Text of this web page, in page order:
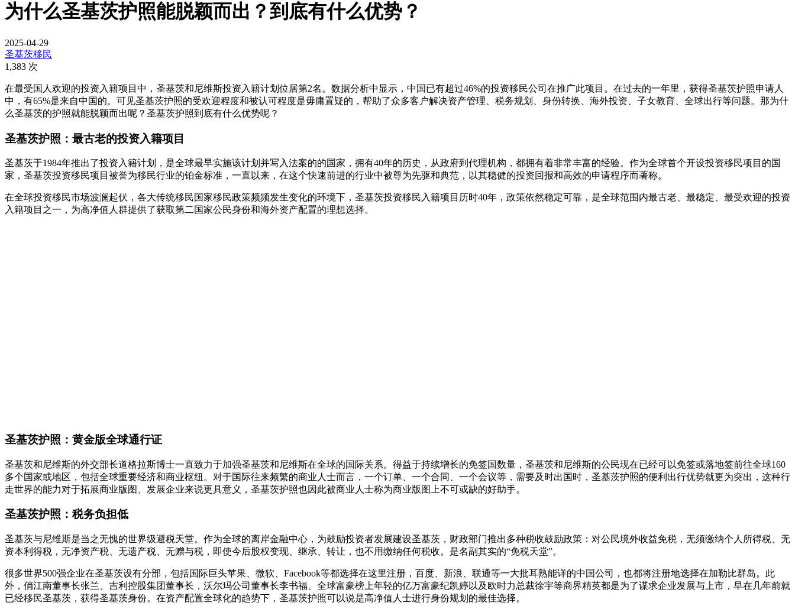
为什么圣基茨护照能脱颖而出？到底有什么优势？
2025-04-29
圣基茨移民
1,383 次
在最受国人欢迎的投资入籍项目中，圣基茨和尼维斯投资入籍计划位居第2名。数据分析中显示，中国已有超过46%的投资移民公司在推广此项目。在过去的一年里，获得圣基茨护照申请人
中，有65%是来自中国的。可见圣基茨护照的受欢迎程度和被认可程度是毋庸置疑的，帮助了众多客户解决资产管理、税务规划、身份转换、海外投资、子女教育、全球出行等问题。那为什
么圣基茨的护照就能脱颖而出呢？圣基茨护照到底有什么优势呢？
圣基茨护照：最古老的投资入籍项目
圣基茨于1984年推出了投资入籍计划，是全球最早实施该计划并写入法案的的国家，拥有40年的历史，从政府到代理机构，都拥有着非常丰富的经验。作为全球首个开设投资移民项目的国
家，圣基茨投资移民项目被誉为移民行业的铂金标准，一直以来，在这个快速前进的行业中被尊为先驱和典范，以其稳健的投资回报和高效的申请程序而著称。
在全球投资移民市场波澜起伏，各大传统移民国家移民政策频频发生变化的环境下，圣基茨投资移民入籍项目历时40年，政策依然稳定可靠，是全球范围内最古老、最稳定、最受欢迎的投资
入籍项目之一，为高净值人群提供了获取第二国家公民身份和海外资产配置的理想选择。
圣基茨护照：黄金版全球通行证
圣基茨和尼维斯的外交部长道格拉斯博士一直致力于加强圣基茨和尼维斯在全球的国际关系。得益于持续增长的免签国数量，圣基茨和尼维斯的公民现在已经可以免签或落地签前往全球160
多个国家或地区，包括全球重要经济和商业枢纽。对于国际往来频繁的商业人士而言，一个订单、一个合同、一个会议等，需要及时出国时，圣基茨护照的便利出行优势就更为突出，这种行
走世界的能力对于拓展商业版图、发展企业来说更具意义，圣基茨护照也因此被商业人士称为商业版图上不可或缺的好助手。
圣基茨护照：税务负担低
圣基茨与尼维斯是当之无愧的世界级避税天堂。作为全球的离岸金融中心，为鼓励投资者发展建设圣基茨，财政部门推出多种税收鼓励政策：对公民境外收益免税，无须缴纳个人所得税、无
资本利得税，无净资产税、无遗产税、无赠与税，即使今后股权变现、继承、转让，也不用缴纳任何税收。是名副其实的“免税天堂”。
很多世界500强企业在圣基茨设有分部，包括国际巨头苹果、微软、Facebook等都选择在这里注册，百度、新浪、联通等一大批耳熟能详的中国公司，也都将注册地选择在加勒比群岛。此
外，俏江南董事长张兰、吉利控股集团董事长，沃尔玛公司董事长李书福、全球富豪榜上年轻的亿万富豪纪凯婷以及欧时力总裁徐宇等商界精英都是为了谋求企业发展与上市，早在几年前就
已经移民圣基茨，获得圣基茨身份。在资产配置全球化的趋势下，圣基茨护照可以说是高净值人士进行身份规划的最佳选择。